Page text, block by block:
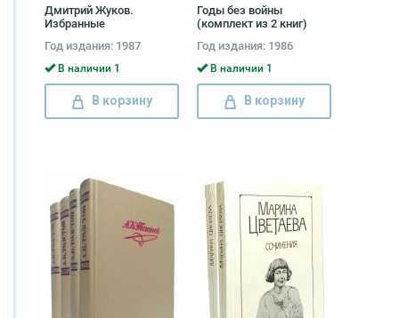
Дмитрий Жуков.
Избранные
(комплект) Дмитрий
Жуков
Год издания: 1987
В наличии 1
В корзину
Годы без войны
(комплект из 2 книг)
Год издания: 1986
В наличии 1
В корзину